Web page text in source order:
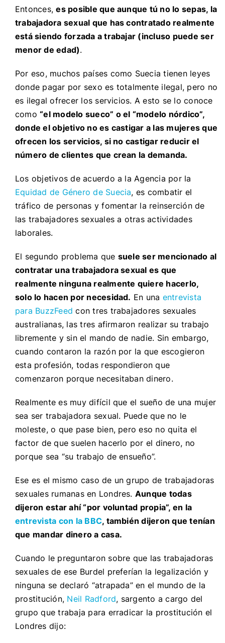
Entonces,es posible que aunque tú no lo sepas, la
trabajadora sexual que has contratado realmente
está siendo forzada a trabajar (incluso puede ser
menor de edad).
Por eso, muchos países como Suecia tienen leyes
donde pagar por sexo es totalmente ilegal, pero no
es ilegal ofrecer los servicios. A esto se lo conoce
como“el modelo sueco” o el “modelo nórdico”,
donde el objetivo no es castigar a las mujeres que
ofrecen los servicios, si no castigar reducir el
número de clientes que crean la demanda.
Los objetivos de acuerdo a la Agencia por la
Equidad de Género de Suecia, es combatir el
tráfico de personas y fomentar la reinserción de
las trabajadores sexuales a otras actividades
laborales.
El segundo problema que suele ser mencionado al
contratar una trabajadora sexual es que
realmente ninguna realmente quiere hacerlo,
solo lo hacen por necesidad. En una entrevista
para BuzzFeed con tres trabajadores sexuales
australianas, las tres afirmaron realizar su trabajo
libremente y sin el mando de nadie. Sin embargo,
cuando contaron la razón por la que escogieron
esta profesión, todas respondieron que
comenzaron porque necesitaban dinero.
Realmente es muy difícil que el sueño de una mujer
sea ser trabajadora sexual. Puede que no le
moleste, o que pase bien, pero eso no quita el
factor de que suelen hacerlo por el dinero, no
porque sea “su trabajo de ensueño”.
Ese es el mismo caso de un grupo de trabajadoras
sexuales rumanas en Londres. Aunque todas
dijeron estar ahí “por voluntad propia”, en la
entrevista con la BBC, también dijeron que tenían
que mandar dinero a casa.
Cuando le preguntaron sobre que las trabajadoras
sexuales de ese Burdel preferían la legalización y
ninguna se declaró “atrapada” en el mundo de la
prostitución, Neil Radford, sargento a cargo del
grupo que trabaja para erradicar la prostitución el
Londres dijo: